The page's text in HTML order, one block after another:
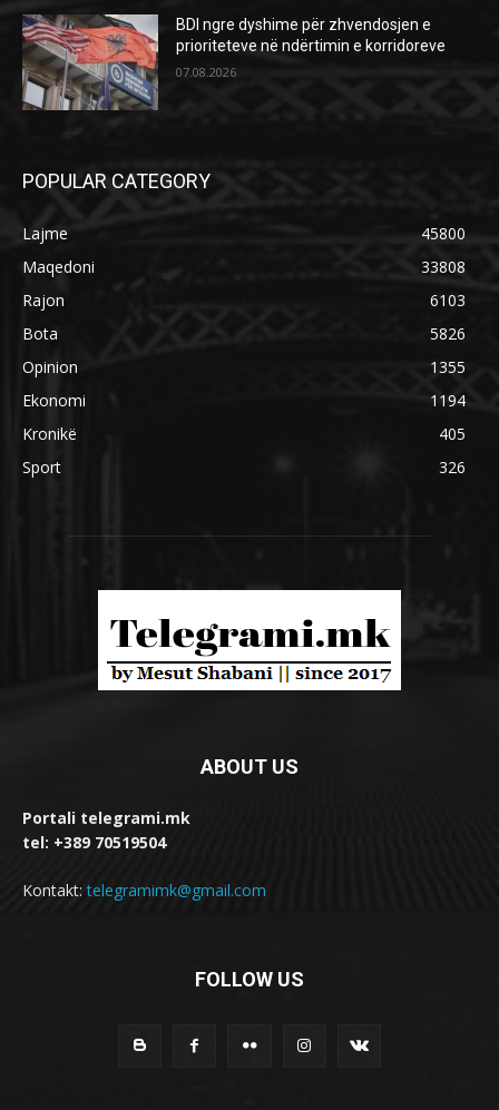
BDI ngre dyshime për zhvendosjen e
prioriteteve në ndërtimin e korridoreve
07.08.2026
POPULAR CATEGORY
Lajme
45800
Maqedoni
33808
Rajon
6103
Bota
5826
Opinion
1355
Ekonomi
1194
Kronikë
405
Sport
326
ABOUT US
Portali telegrami.mk
tel: +389 70519504
Kontakt:telegramimk@gmail.com
FOLLOW US